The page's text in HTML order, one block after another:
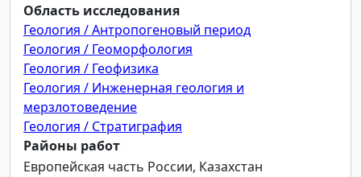
Область исследования
Геология / Антропогеновый период
Геология / Геоморфология
Геология / Геофизика
Геология / Инженерная геология и
мерзлотоведение
Геология / Стратиграфия
Районы работ
Европейская часть России, Казахстан